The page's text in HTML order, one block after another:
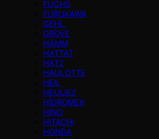
FUCHS
FURUKAWA
GEHL
GROVE
HAMM
HATTAT
HATZ
HAULOTTE
HEIL
HEULIEZ
HİDROMEK
HINO
HITACHI
HONDA